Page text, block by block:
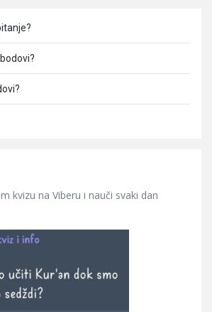
kvizu na Viberu i nauči svaki dan